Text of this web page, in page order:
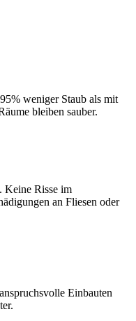
weniger Staub als mit
bleiben sauber.
Keine Risse im
an Fliesen oder
Einbauten